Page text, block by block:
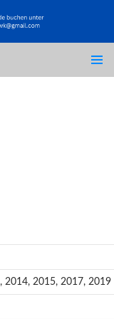
2014, 2015, 2017, 2019